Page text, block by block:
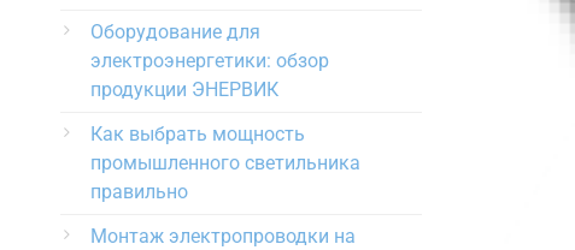
Оборудование для
электроэнергетики: обзор
продукции ЭНЕРВИК
Как выбрать мощность
промышленного светильника
правильно
Монтаж электропроводки на